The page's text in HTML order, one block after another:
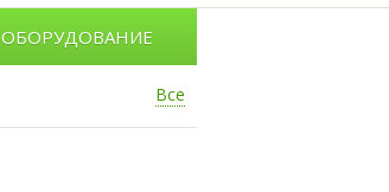
ОБОРУДОВАНИЕ
Все